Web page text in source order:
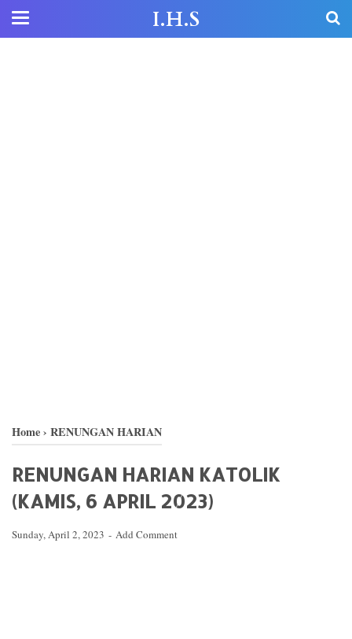
I.H.S
Home› RENUNGAN HARIAN
RENUNGAN HARIAN KATOLIK
(KAMIS, 6 APRIL 2023)
Sunday, April 2, 2023 Add Comment